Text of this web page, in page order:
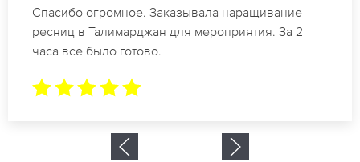
Идеальные мастера своего дела по наращиванию
ресниц в Талимарджан. Великолепный результат.
Буду обращаться еще.